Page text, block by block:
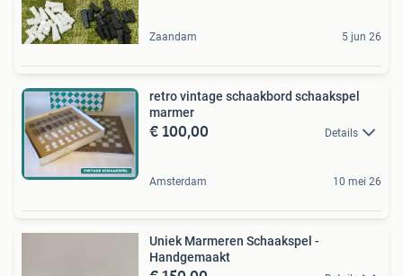
Zaandam 5 jun 26
retro vintage schaakbord schaakspel
marmer
€ 100,00 Details
Amsterdam 10 mei 26
Uniek Marmeren Schaakspel -
Handgemaakt